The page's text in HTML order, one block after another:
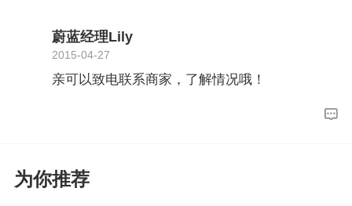
蔚蓝经理Lily
2015-04-27
亲可以致电联系商家，了解情况哦！
为你推荐